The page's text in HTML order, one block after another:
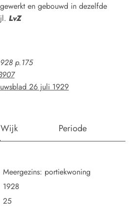
en gebouwd in dezelfde
LvZ
p.175
26 juli 1929
Wijk Periode
Meergezins: portiekwoning
1928
25